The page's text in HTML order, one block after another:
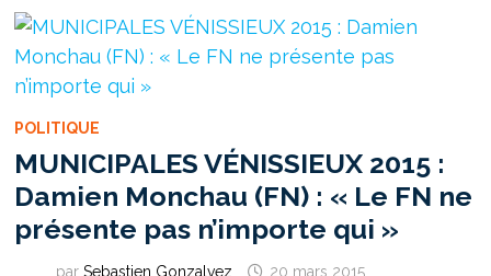
POLITIQUE
MUNICIPALES VÉNISSIEUX 2015 :
Damien Monchau (FN) : « Le FN ne
présente pas n’importe qui »
par Sebastien Gonzalvez 20 mars 2015